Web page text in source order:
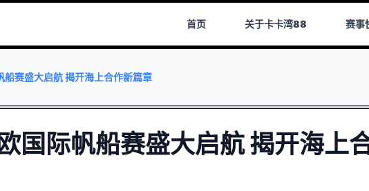
首页 关于卡卡湾88 赛事
赛盛大启航 揭开海上合作新篇章
国际帆船赛盛大启航 揭开海上